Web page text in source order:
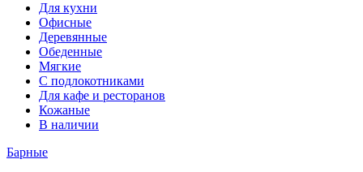
Для кухни
Офисные
Деревянные
Обеденные
Мягкие
С подлокотниками
Для кафе и ресторанов
Кожаные
В наличии
Барные